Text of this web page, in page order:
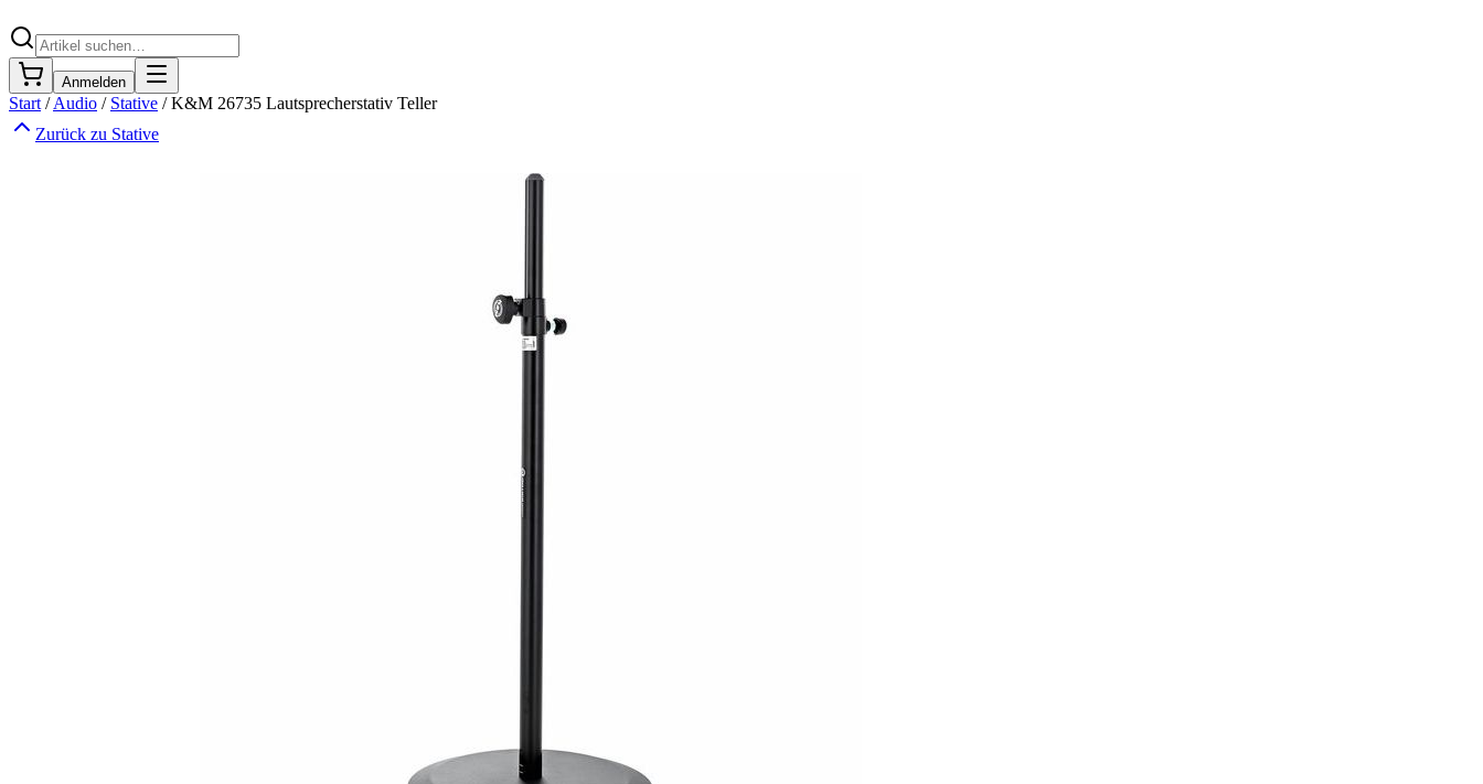
Anmelden
Start /Audio / Stative /K&M 26735 Lautsprecherstativ Teller
Zurück zu Stative